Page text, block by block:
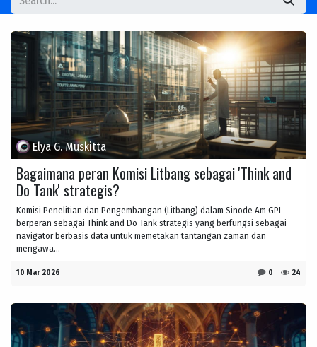
Elya G. Muskitta
Bagaimana peran Komisi Litbang sebagai 'Think and
Do Tank' strategis?
Komisi Penelitian dan Pengembangan (Litbang) dalam Sinode Am GPI
berperan sebagai Think and Do Tank strategis yang berfungsi sebagai
navigator berbasis data untuk memetakan tantangan zaman dan
mengawa...
10 Mar 2026 0 24